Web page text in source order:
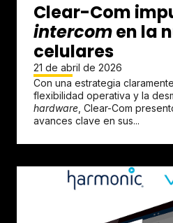
Clear-Com
intercomen la
celulares
21 de abril de 2026
Con una estrategia
flexibilidad operativa y la
hardware , Clear-Com
avances clave en sus...